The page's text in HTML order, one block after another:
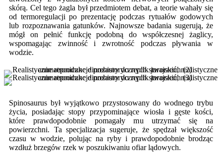
skórą. Cel tego żagla był przedmiotem debat, a teorie wahały się
od termoregulacji po prezentację podczas rytuałów godowych
lub rozpoznawania gatunków. Najnowsze badania sugerują, że
mógł on pełnić funkcję podobną do współczesnej żaglicy,
wspomagając zwinność i zwrotność podczas pływania w
wodzie.
Spinosaurus był wyjątkowo przystosowany do wodnego trybu
życia, posiadając stopy przypominające wiosła i gęste kości,
które prawdopodobnie pomagały mu utrzymać się na
powierzchni. Ta specjalizacja sugeruje, że spędzał większość
czasu w wodzie, polując na ryby i prawdopodobnie brodząc
wzdłuż brzegów rzek w poszukiwaniu ofiar lądowych.